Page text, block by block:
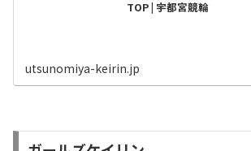
TOP | 宇都宮競輪
utsunomiya-keirin.jp